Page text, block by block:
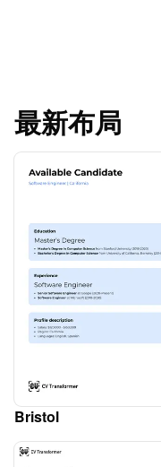
最新布局
Bristol